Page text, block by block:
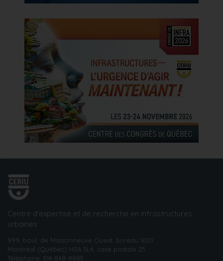
Centre d’expertise et de recherche en infrastructures
urbaines
999, boul. de Maisonneuve Ouest, bureau 1620
Montréal (Québec) H3A 3L4, case postale 25
Téléphone: 514 848-9885